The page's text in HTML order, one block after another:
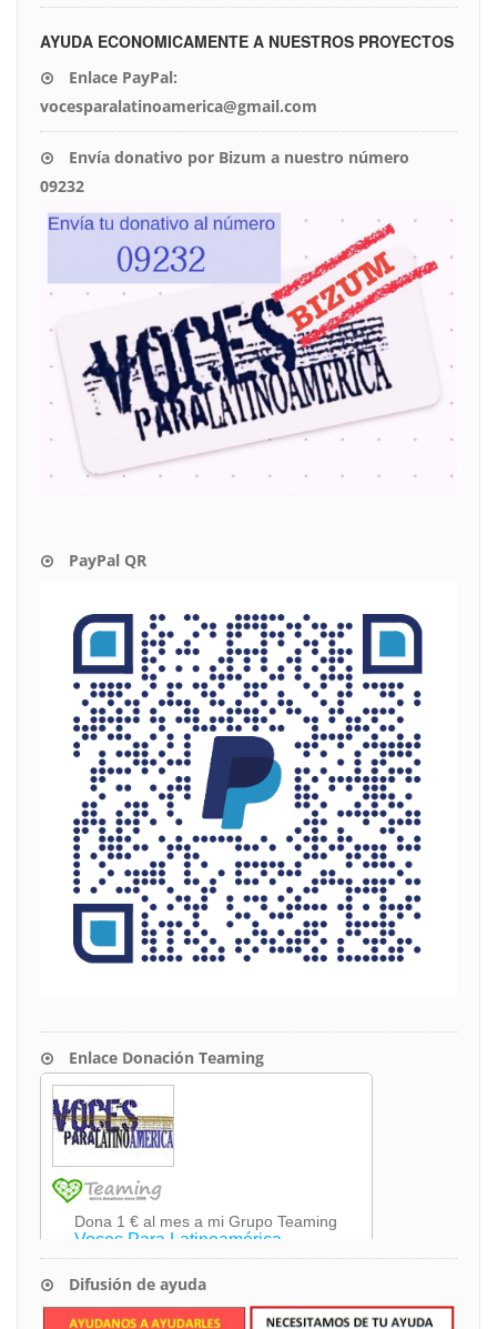
AYUDA ECONOMICAMENTE A NUESTROS PROYECTOS
Enlace PayPal:
vocesparalatinoamerica@gmail.com
Envía donativo por Bizum a nuestro número
09232
PayPal QR
Enlace Donación Teaming
Difusión de ayuda